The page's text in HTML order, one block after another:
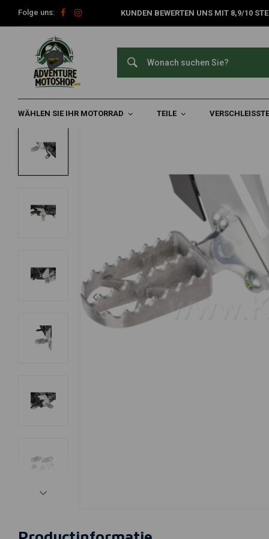
Folge uns: KUNDEN BEWERTEN UNS MIT 8,9/10
WÄHLEN SIE IHR MOTORRAD TEILE
Home Wählen Sie Ihr Motorrad Yamaha Yamaha Ténéré
KEDO
Hochleistungs-Enduro-Fußrasten Yamaha
0/5 (0 reviews)